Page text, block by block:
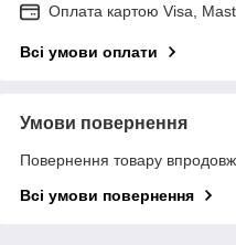
Оплата картою Visa,
Всі умови оплати
Умови повернення
Повернення товару
Всі умови повернення